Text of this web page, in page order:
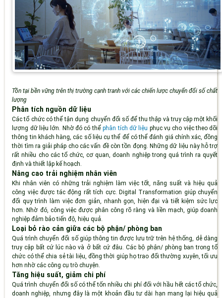
Tồn tại bền vững trên thị trường cạnh tranh với các chiến lược chuyển đổi số chất
lượng
Phân tích nguồn dữ liệu
Các tổ chức có thể tận dụng chuyển đổi số để thu thập và truy cập một khối
lượng dữ liệu lớn. Nhờ đó có thểphân tích dữ liệu phục vụ cho việc theo dõi
thông tin khách hàng, các số liệu cụ thể để có thể đánh giá chính xác, đồng
thời tìm ra giải pháp cho các vấn đề còn tồn đọng. Những dữ liệu này hỗ trợ
rất nhiều cho các tổ chức, cơ quan, doanh nghiệp trong quá trình ra quyết
định và thiết lập kế hoạch.
Nâng cao trải nghiệm nhân viên
Khi nhân viên có những trải nghiệm làm việc tốt, năng suất và hiệu quả
công việc được tác động rất tích cực. Digital Transformation giúp chuyển
đổi quy trình làm việc đơn giản, nhanh gọn, hiện đại và tiết kiệm sức lực
hơn. Nhờ đó, công việc được phân công rõ ràng và liền mạch, giúp doanh
nghiệp đảm bảo tiến độ, hiệu quả.
Loại bỏ rào cản giữa các bộ phận/ phòng ban
Quá trình chuyển đổi số giúp thông tin được lưu trữ trên hệ thống, dễ dàng
truy cập bất cứ lúc nào và ở bất cứ đâu. Các bộ phận/ phòng ban trong tổ
chức có thể chia sẻ tài liệu, đồng thời giúp họ trao đổi thường xuyên, tối ưu
hơn nhờ các công cụ trò chuyện.
Tăng hiệu suất, giảm chi phí
Quá trình chuyển đổi số có thể tốn nhiều chi phí đối với hầu hết các tổ chức,
doanh nghiệp, nhưng đây là một khoản đầu tư dài hạn mang lại hiệu quả